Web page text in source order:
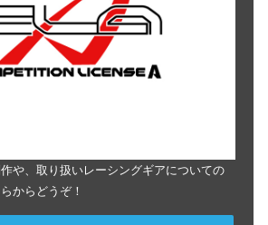
や、取り扱いレーシングギアについての
からどうぞ！